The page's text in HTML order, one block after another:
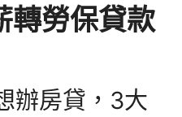
轉勞保貸款
辦房貸，3大